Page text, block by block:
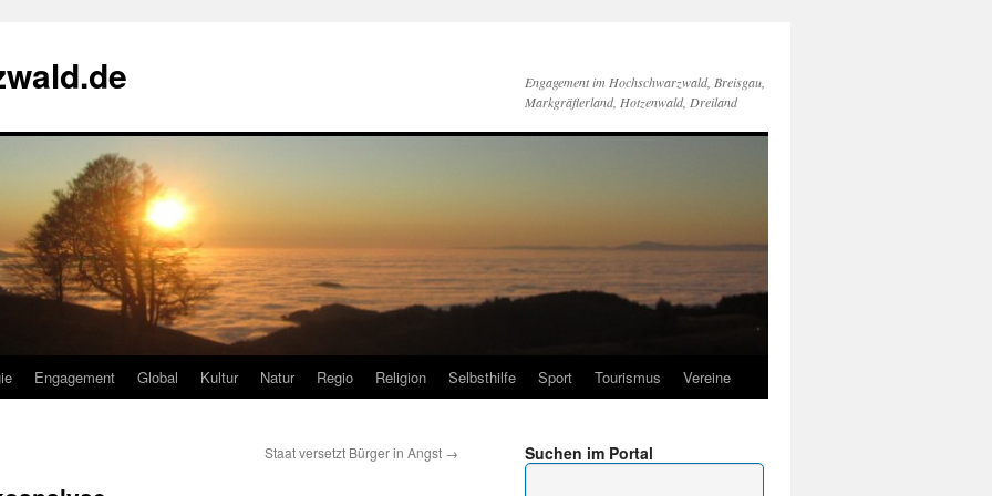
Engagement im Hochschwarzwald, Breisgau,
Markgräflerland, Hotzenwald, Dreiland
Engagement Global Kultur Natur Regio Religion Selbsthilfe Sport Tourismus Vereine
Staat versetzt Bürger in Angst → Suchen im Portal